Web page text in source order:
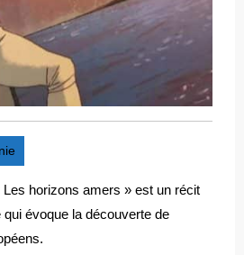
Les horizons amers » est un récit
qui évoque la découverte de